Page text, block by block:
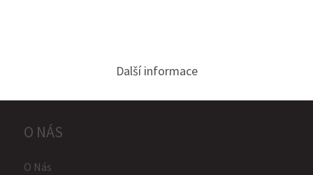
Další informace
O NÁS
O Nás